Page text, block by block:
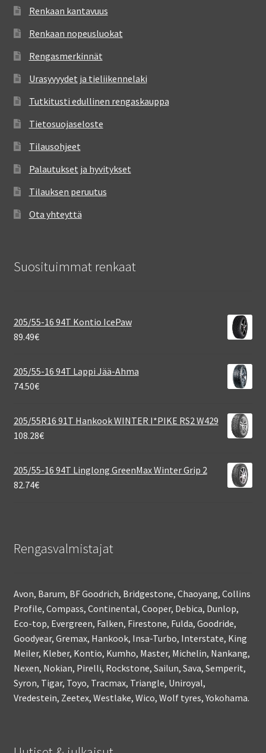
Renkaan kantavuus
Renkaan nopeusluokat
Rengasmerkinnät
Urasyvyydet ja tieliikennelaki
Tutkitusti edullinen rengaskauppa
Tietosuojaseloste
Tilausohjeet
Palautukset ja hyvitykset
Tilauksen peruutus
Ota yhteyttä
Suosituimmat renkaat
205/55-16 94T Kontio IcePaw
89.49€
205/55-16 94T Lappi Jää-Ahma
74.50€
205/55R16 91T Hankook WINTER I*PIKE RS2 W429
108.28€
205/55-16 94T Linglong GreenMax Winter Grip 2
82.74€
Rengasvalmistajat
Avon, Barum, BF Goodrich, Bridgestone, Chaoyang, Collins
Profile, Compass, Continental, Cooper, Debica, Dunlop,
Eco-top, Evergreen, Falken, Firestone, Fulda, Goodride,
Goodyear, Gremax, Hankook, Insa-Turbo, Interstate, King
Meiler, Kleber, Kontio, Kumho, Master, Michelin, Nankang,
Nexen, Nokian, Pirelli, Rockstone, Sailun, Sava, Semperit,
Syron, Tigar, Toyo, Tracmax, Triangle, Uniroyal,
Vredestein, Zeetex, Westlake, Wico, Wolf tyres, Yokohama.